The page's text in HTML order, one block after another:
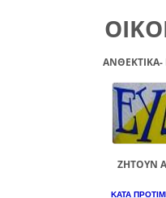
ΑΝΘΕΚΤΙΚΑ-
ΖΗΤΟΥΝ
ΚΑΤΑ